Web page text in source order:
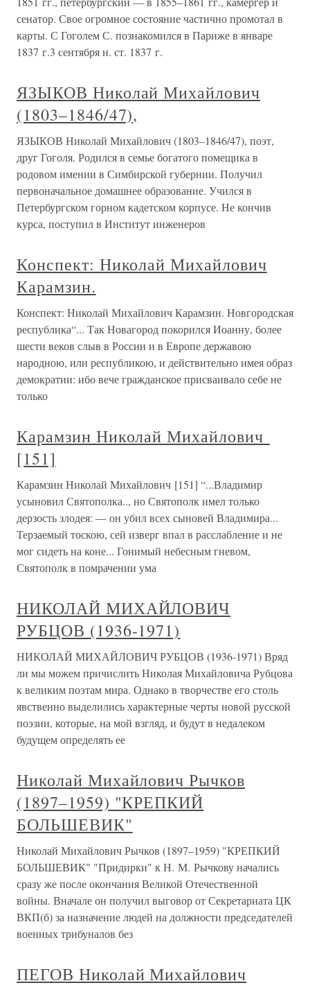
сенатор. Свое огромное состояние частично промотал в
карты. С Гоголем С. познакомился в Париже в январе
1837 г.3 сентября н. ст. 1837 г.
ЯЗЫКОВ Николай Михайлович
(1803–1846/47),
ЯЗЫКОВ Николай Михайлович (1803–1846/47), поэт,
друг Гоголя. Родился в семье богатого помещика в
родовом имении в Симбирской губернии. Получил
первоначальное домашнее образование. Учился в
Петербургском горном кадетском корпусе. Не кончив
курса, поступил в Институт инженеров
Конспект: Николай Михайлович
Карамзин.
Конспект: Николай Михайлович Карамзин. Новгородская
республика“... Так Новагород покорился Иоанну, более
шести веков слыв в России и в Европе державою
народною, или республикою, и действительно имея образ
демократии: ибо вече гражданское присваивало себе не
только
Карамзин Николай Михайлович
[151]
Карамзин Николай Михайлович [151] “...Владимир
усыновил Святополка.., но Святополк имел только
дерзость злодея: — он убил всех сыновей Владимира...
Терзаемый тоскою, сей изверг впал в расслабление и не
мог сидеть на коне... Гонимый небесным гневом,
Святополк в помрачении ума
НИКОЛАЙ МИХАЙЛОВИЧ
РУБЦОВ (1936-1971)
НИКОЛАЙ МИХАЙЛОВИЧ РУБЦОВ (1936-1971) Вряд
ли мы можем причислить Николая Михайловича Рубцова
к великим поэтам мира. Однако в творчестве его столь
явственно выделились характерные черты новой русской
поэзии, которые, на мой взгляд, и будут в недалеком
будущем определять ее
Николай Михайлович Рычков
(1897–1959) "КРЕПКИЙ
БОЛЬШЕВИК"
Николай Михайлович Рычков (1897–1959) "КРЕПКИЙ
БОЛЬШЕВИК" "Придирки" к Н. М. Рычкову начались
сразу же после окончания Великой Отечественной
войны. Вначале он получил выговор от Секретариата ЦК
ВКП(б) за назначение людей на должности председателей
военных трибуналов без
ПЕГОВ Николай Михайлович